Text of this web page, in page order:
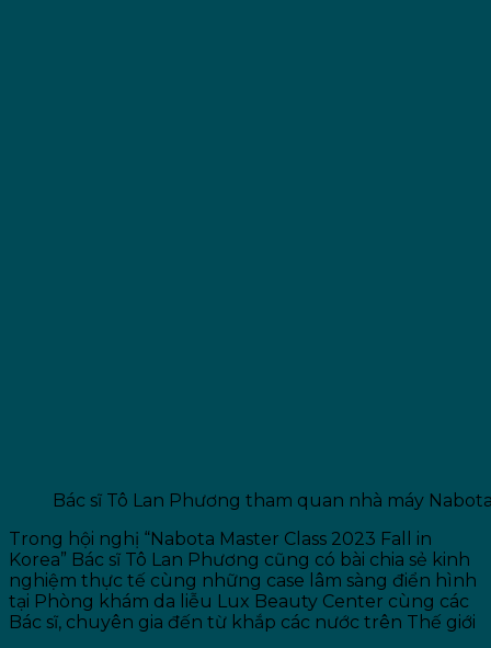
Bác sĩ Tô Lan Phương tham quan nhà máy
Trong hội nghị “Nabota Master Class 2023 Fall in
Korea” Bác sĩ Tô Lan Phương cũng có bài chia sẻ kinh
nghiệm thực tế cùng những case lâm sàng điển hình
tại Phòng khám da liễu Lux Beauty Center cùng các
Bác sĩ, chuyên gia đến từ khắp các nước trên Thế giới